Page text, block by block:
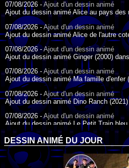
07/08/2026 -Ajout d'un dessin animé
Ajout du dessin animé Alice au pays des
07/08/2026 -Ajout d'un dessin animé
Ajout du dessin animé Alice de l'autre
07/08/2026 -Ajout d'un dessin animé
Ajout du dessin animé Ginger (2000)
07/08/2026 -Ajout d'un dessin animé
Ajout du dessin animé Ma famille d'enfer
07/08/2026 - Ajout d'un dessin animé
Ajout du dessin animé Dino Ranch
07/08/2026 -Ajout d'un dessin animé
Ajout du dessin animé Le Petit Train bleu
07/08/2026 -Ajout d'un dessin animé
Ajout du dessin animé Agent Spécial
17/07/2026 - Ajout d'un dessin animé
DESSIN ANIMÉ DU JOUR